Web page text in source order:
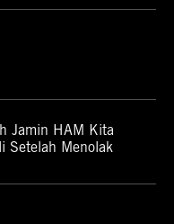
Jamin HAM Kita
Setelah Menolak